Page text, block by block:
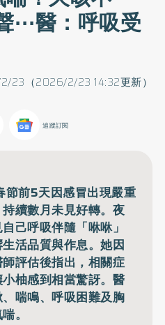
⋯醫：呼吸受
23（2026/2/23 14:32更新）
追蹤訂閱
前5天因感冒出現嚴重
續數月未見好轉。夜
己呼吸伴隨「咻咻」
活品質與作息。她因
評估後指出，相關症
柚感到相當驚訝。醫
喘鳴、呼吸困難及胸
。